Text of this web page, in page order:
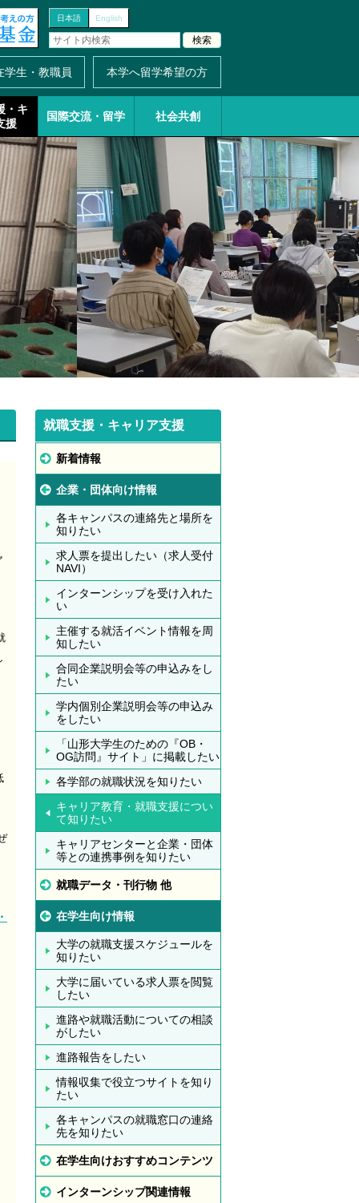
日本語 English
学生・教職員 本学へ留学希望の方
・ キ
援
国際交流・留学 社会共創
就職支援・キャリア支援
新着情報
企業・団体向け情報
各キャンパスの連絡先と場所を
知りたい
求人票を提出したい（求人受付
NAVI）
インターンシップを受け入れた
い
主催する就活イベント情報を周
知したい
合同企業説明会等の申込みをし
たい
学内個別企業説明会等の申込み
をしたい
「山形大学生のための『OB・
OG訪問』サイト」に掲載したい
各学部の就職状況を知りたい
キャリア教育・就職支援につい
て知りたい
キャリアセンターと企業・団体
等との連携事例を知りたい
就職データ・刊行物 他
在学生向け情報
大学の就職支援スケジュールを
知りたい
大学に届いている求人票を閲覧
したい
進路や就職活動についての相談
がしたい
進路報告をしたい
情報収集で役立つサイトを知り
たい
各キャンパスの就職窓口の連絡
先を知りたい
在学生向けおすすめコンテンツ
インターンシップ関連情報